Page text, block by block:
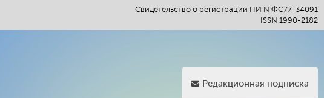
Свидетельство о регистрации ПИ N ФС77-34091
ISSN 1990-2182
Редакционная подписка